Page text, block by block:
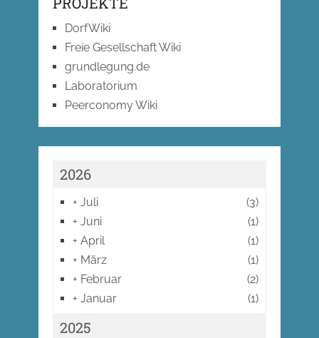
DorfWiki
Freie Gesellschaft Wiki
grundlegung.de
Laboratorium
Peerconomy Wiki
2026
+ Juli
(3)
+ Juni
(1)
+ April
(1)
+ März
(1)
+ Februar
(2)
+ Januar (1)
2025